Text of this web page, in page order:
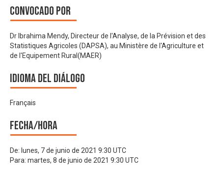
Convocado por
Dr Ibrahima Mendy, Directeur de l'Analyse, de la Prévision et des
Statistiques Agricoles (DAPSA), au Ministère de l'Agriculture et
de l'Equipement Rural(MAER)
Idioma del Diálogo
Français
Fecha/hora
De: lunes, 7 de junio de 2021 9:30 UTC
Para: martes, 8 de junio de 2021 9:30 UTC